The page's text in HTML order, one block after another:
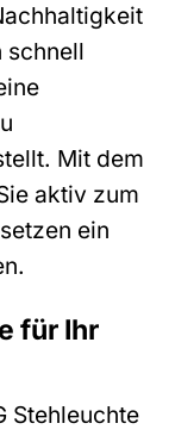
schnell
Mit dem
aktiv zum
ein
für Ihr
Stehleuchte